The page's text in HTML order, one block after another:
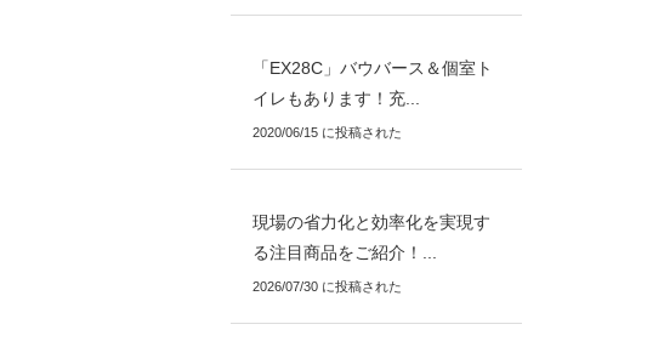
「EX28C」バウバース＆個室ト
イレもあります！充...
2020/06/15 に投稿された
現場の省力化と効率化を実現す
る注目商品をご紹介！...
2026/07/30 に投稿された